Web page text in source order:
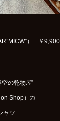
） ￥9,900
の乾物屋”
Shop）の
ャツ